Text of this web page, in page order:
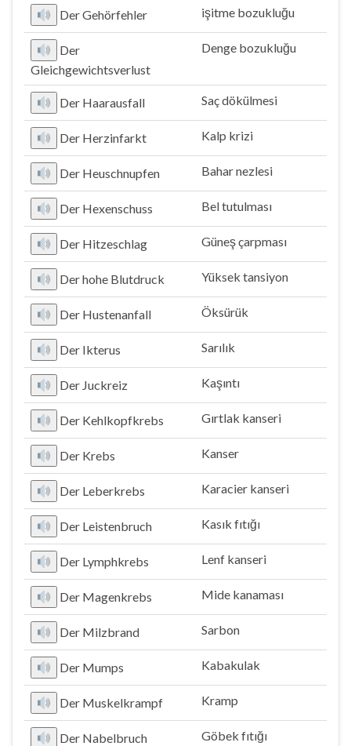
Der Gehörfehler işitme bozukluğu
Der
Gleichgewichtsverlust
Denge bozukluğu
Der Haarausfall Saç dökülmesi
Der Herzinfarkt Kalp krizi
Der Heuschnupfen Bahar nezlesi
Der Hexenschuss Bel tutulması
Der Hitzeschlag Güneş çarpması
Der hohe Blutdruck Yüksek tansiyon
Der Hustenanfall Öksürük
Der Ikterus Sarılık
Der Juckreiz Kaşıntı
Der Kehlkopfkrebs Gırtlak kanseri
Der Krebs Kanser
Der Leberkrebs Karacier kanseri
Der Leistenbruch Kasık fıtığı
Der Lymphkrebs Lenf kanseri
Der Magenkrebs Mide kanaması
Der Milzbrand Sarbon
Der Mumps Kabakulak
Der Muskelkrampf Kramp
Der Nabelbruch Göbek fıtığı